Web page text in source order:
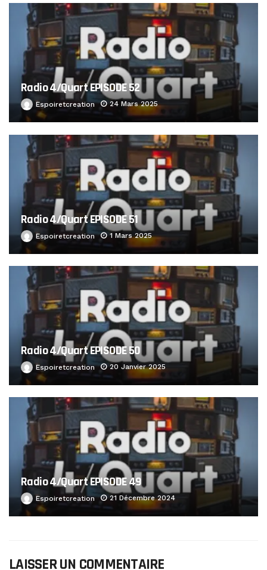
Radio 4/Quart EPISODE 52
Espoiretcreation 24 Mars 2025
Radio 4/Quart EPISODE 51
Espoiretcreation 1 Mars 2025
Radio 4/Quart EPISODE 50
Espoiretcreation 20 Janvier 2025
Radio 4/Quart EPISODE 49
Espoiretcreation 21 Décembre 2024
LAISSER UN COMMENTAIRE